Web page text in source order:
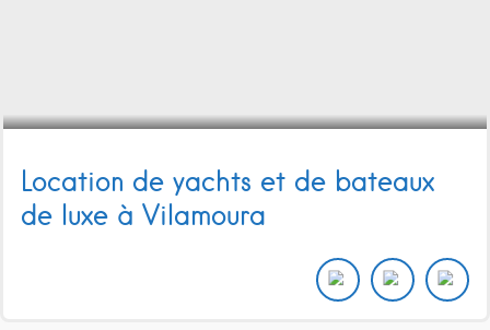
Location de yachts et de bateaux
de luxe à Vilamoura